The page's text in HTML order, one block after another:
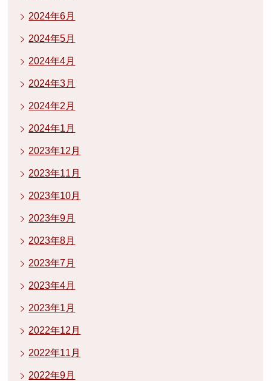
2024年6月
2024年5月
2024年4月
2024年3月
2024年2月
2024年1月
2023年12月
2023年11月
2023年10月
2023年9月
2023年8月
2023年7月
2023年4月
2023年1月
2022年12月
2022年11月
2022年9月